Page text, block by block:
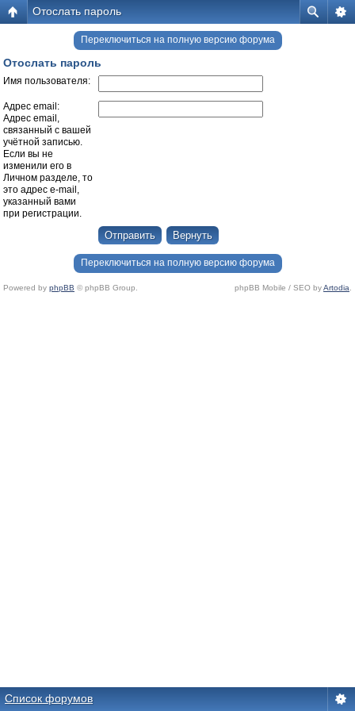
Отослать пароль
Переключиться на полную версию форума
Отослать пароль
Имя пользователя:
Адрес email:
Адрес email,
связанный с вашей
учётной записью.
Если вы не
изменили его в
Личном разделе, то
это адрес e-mail,
указанный вами
при регистрации.
Переключиться на полную версию форума
Powered by phpBB © phpBB Group. phpBB Mobile / SEO byArtodia
Список форумов